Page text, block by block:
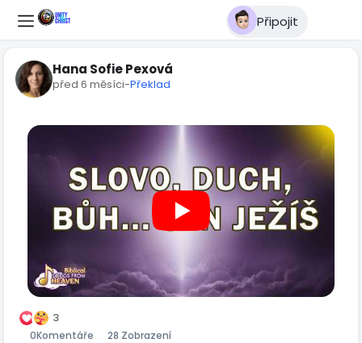
Připojit
Hana Sofie Pexová
před 6 měsíci-Překlad
3
0Komentáře 28 Zobrazení